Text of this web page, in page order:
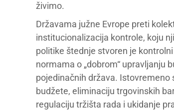
živimo.
Državama južne Evrope preti
institucionalizacija kontrole, koju
politike štednje stvoren je
normama o „dobrom“ upravljanju
pojedinačnih država.
budžete, eliminaciju trgovinskih
regulaciju tržišta rada i ukidanje